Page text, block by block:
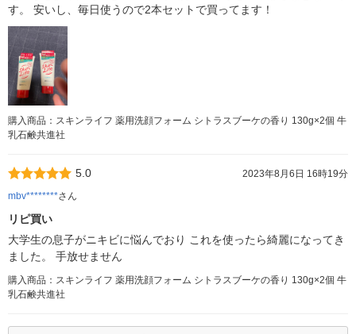
す。 安いし、毎日使うので2本セットで買ってます！
購入商品：スキンライフ 薬用洗顔フォーム シトラスブーケの香り 130g×2個 牛
乳石鹸共進社
5.0
2023年8月6日 16時19分
mbv********さん
リピ買い
大学生の息子がニキビに悩んでおり これを使ったら綺麗になってき
ました。 手放せません
購入商品：スキンライフ 薬用洗顔フォーム シトラスブーケの香り 130g×2個 牛
乳石鹸共進社